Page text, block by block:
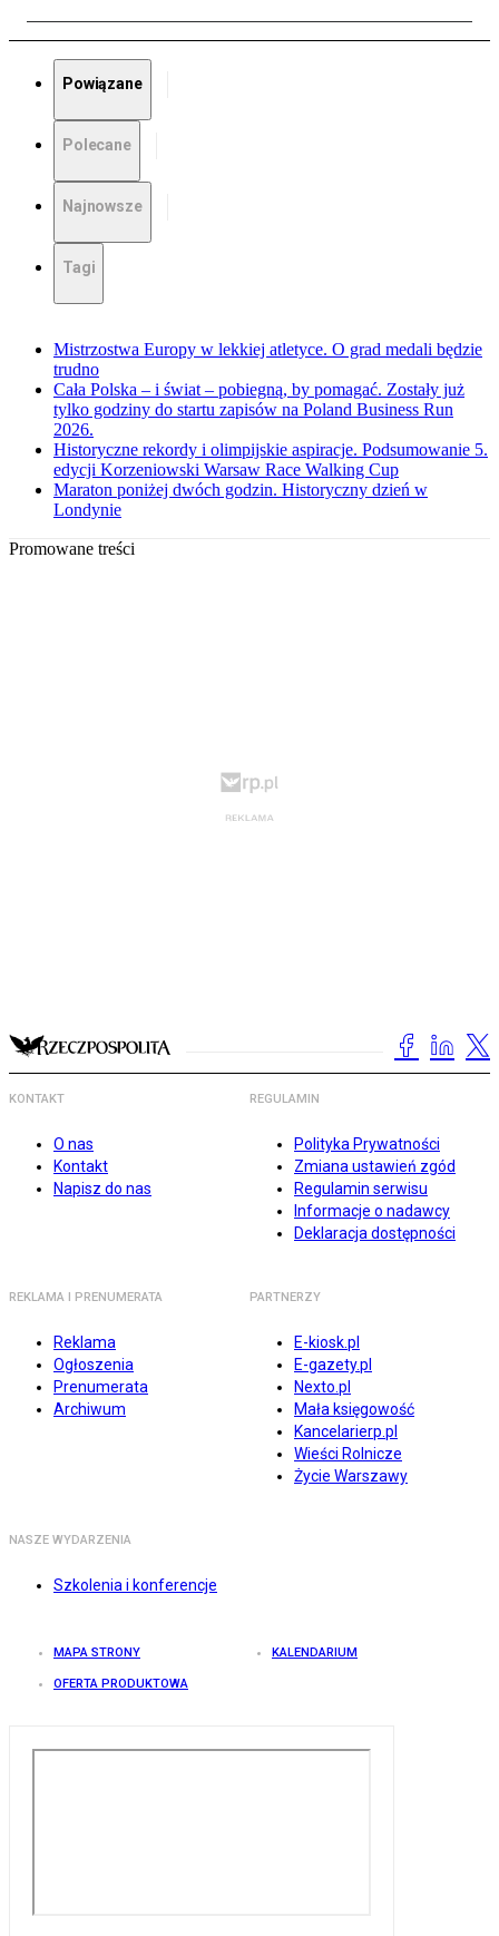
Powiązane
Polecane
Najnowsze
Tagi
Mistrzostwa Europy w lekkiej atletyce. O grad medali będzie
trudno
Cała Polska – i świat – pobiegną, by pomagać. Zostały już
tylko godziny do startu zapisów na Poland Business Run
2026.
Historyczne rekordy i olimpijskie aspiracje. Podsumowanie 5.
edycji Korzeniowski Warsaw Race Walking Cup
Maraton poniżej dwóch godzin. Historyczny dzień w
Londynie
Promowane treści
KONTAKT
O nas
Kontakt
Napisz do nas
REGULAMIN
Polityka Prywatności
Zmiana ustawień zgód
Regulamin serwisu
Informacje o nadawcy
Deklaracja dostępności
REKLAMA I PRENUMERATA
Reklama
Ogłoszenia
Prenumerata
Archiwum
PARTNERZY
E-kiosk.pl
E-gazety.pl
Nexto.pl
Mała księgowość
Kancelarierp.pl
Wieści Rolnicze
Życie Warszawy
NASZE WYDARZENIA
Szkolenia i konferencje
MAPA STRONY KALENDARIUM
OFERTA PRODUKTOWA